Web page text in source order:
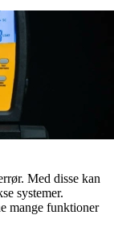
Med disse kan
systemer.
mange funktioner